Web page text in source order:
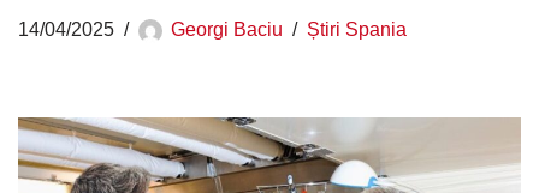
14/04/2025 Georgi Baciu Știri Spania